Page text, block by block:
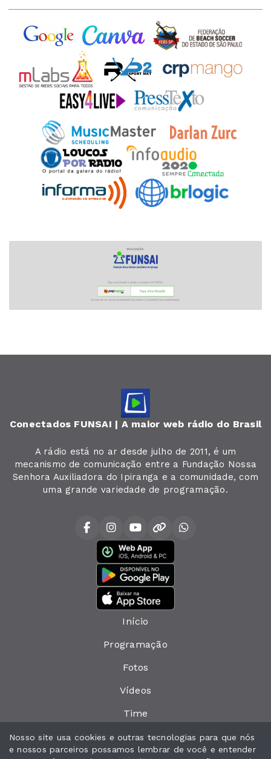
Conectados FUNSAI | A maior web rádio do Brasil
A rádio está no ar desde julho de 2011, é um
mecanismo de comunicação entre a Fundação Nossa
Senhora Auxiliadora do Ipiranga e a comunidade, com
uma grande variedade de programação.
Início
Programação
Fotos
Vídeos
Time
Política de privacidade
Nosso site usa cookies e outras tecnologias para que nós
e nossos parceiros possamos lembrar de você e entender